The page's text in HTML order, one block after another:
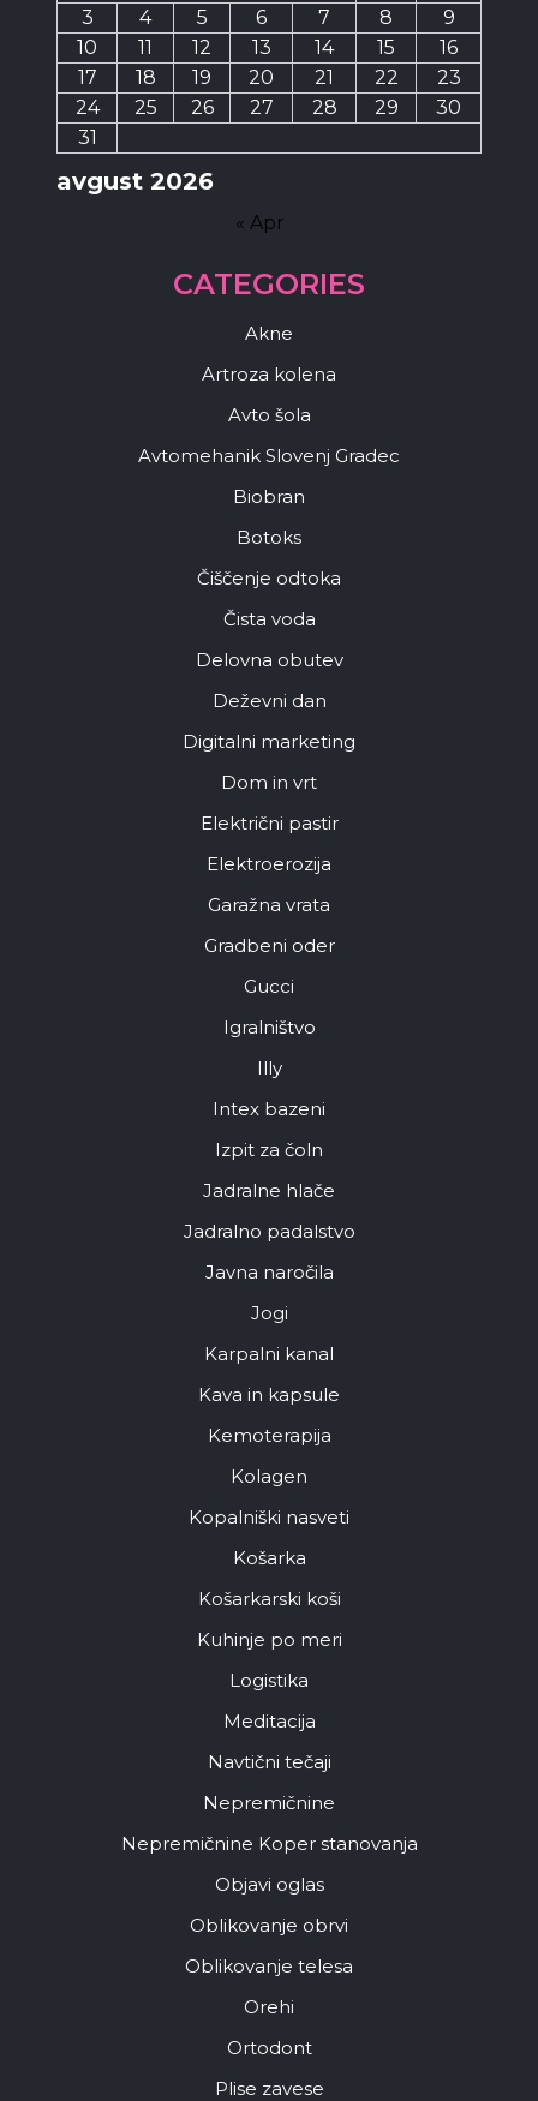
avgust 2026
3 4 5 6 7 8
9
10
11 12 13 14 15
16
17
18 19 20 21 22
23
24
25 26 27 28 29
30
31
« Apr
CATEGORIES
Akne
Artroza kolena
Avto šola
Avtomehanik Slovenj Gradec
Biobran
Botoks
Čiščenje odtoka
Čista voda
Delovna obutev
Deževni dan
Digitalni marketing
Dom in vrt
Električni pastir
Elektroerozija
Garažna vrata
Gradbeni oder
Gucci
Igralništvo
Illy
Intex bazeni
Izpit za čoln
Jadralne hlače
Jadralno padalstvo
Javna naročila
Jogi
Karpalni kanal
Kava in kapsule
Kemoterapija
Kolagen
Kopalniški nasveti
Košarka
Košarkarski koši
Kuhinje po meri
Logistika
Meditacija
Navtični tečaji
Nepremičnine
Nepremičnine Koper stanovanja
Objavi oglas
Oblikovanje obrvi
Oblikovanje telesa
Orehi
Ortodont
Plise zavese